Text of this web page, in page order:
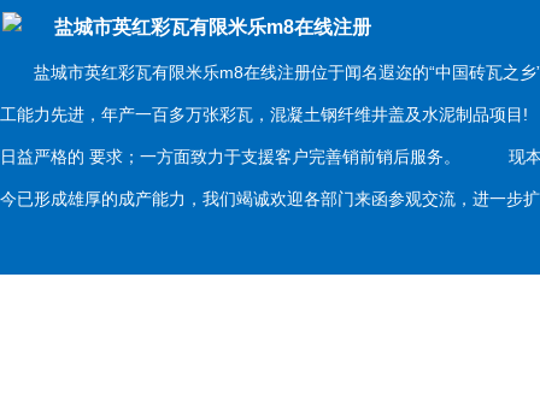
盐城市英红彩瓦有限米乐m8在线注册
盐城市英红彩瓦有限米乐m8在线注册位于闻名遐迩的“中国砖瓦之乡
工能力先进，年产一百多万张彩瓦，混凝土钢纤维井盖及水泥制品项
日益严格的 要求；一方面致力于支援客户完善销前销后服务。 现本
今已形成雄厚的成产能力，我们竭诚欢迎各部门来函参观交流，进一